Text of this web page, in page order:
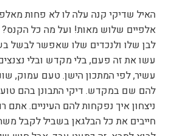
האיל שדיקי קנה עלה לו לא פחות
אלפיים שלוש מאות! ועל מה כל
לבן שלו ולנכדים שלו שאפשר לבשל
עשו את זה פעם, בלי מקדש ובלי
עשיר, לפי המתכון הישן. טעם עמוק,
להם שם במקדש. דיקי התבונן בהם
ניצחון איך נפקחות להם העיניים. אתם
חייבים את כל הבלגאן בשביל לקבל